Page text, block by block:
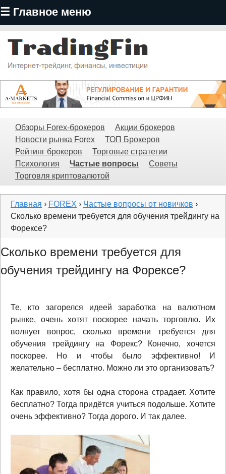
☰ Главное меню
Перейти
основному
содержанию
TradingFin
Обзоры Forex-брокеров
Акции брокеров
Новости рынка Forex
ТОП Брокеров
Рейтинг брокеров
Торговые стратегии
Психология
Частые вопросы
Советы
Торговля криптовалютой
Главная › FOREX › Частые вопросы от новичков ›
Сколько времени требуется для обучения трейдингу на
Форексе?
Сколько времени требуется для
обучения трейдингу на Форексе?
Те, кто загорелся идеей заработка на валютном
рынке, очень хотят поскорее начать торговлю. Их
волнует вопрос, сколько времени требуется для
обучения трейдингу на Форекс? Конечно, хочется
поскорее. Но и чтобы было эффективно! И
желательно – бесплатно. Можно ли это организовать?
Как правило, хотя бы одна сторона страдает. Хотите
бесплатно? Тогда придётся учиться подольше. Хотите
очень эффективно? Тогда дорого. И так далее.